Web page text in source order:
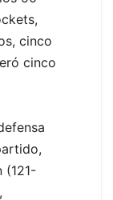
cinco
cinco
(121-